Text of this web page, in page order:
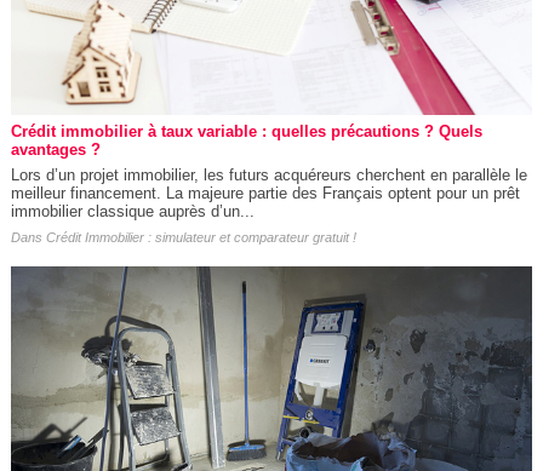
Crédit immobilier à taux variable : quelles précautions ? Quels
avantages ?
Lors d’un projet immobilier, les futurs acquéreurs cherchent en parallèle le
meilleur financement. La majeure partie des Français optent pour un prêt
immobilier classique auprès d’un...
Dans Crédit Immobilier : simulateur et comparateur gratuit !